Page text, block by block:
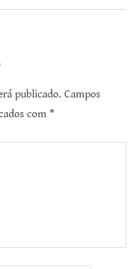
publicado. Campos
com *